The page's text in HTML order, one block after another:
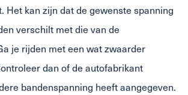
Het kan zijn dat de gewenste spanning
verschilt met die van de
je rijden met een wat zwaarder
dan of de autofabrikant
bandenspanning heeft aangegeven.